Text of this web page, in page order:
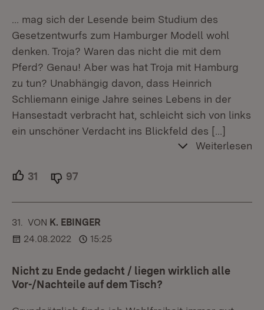
… mag sich der Lesende beim Studium des
Gesetzentwurfs zum Hamburger Modell wohl
denken. Troja? Waren das nicht die mit dem
Pferd? Genau! Aber was hat Troja mit Hamburg
zu tun? Unabhängig davon, dass Heinrich
Schliemann einige Jahre seines Lebens in der
Hansestadt verbracht hat, schleicht sich von links
ein unschöner Verdacht ins Blickfeld des […]
Weiterlesen
31 Unterstützer.
97
31. KOMMENTAR
VON :K. EBINGER
24.08.2022
15:25
Nicht zu Ende gedacht / liegen wirklich alle
Vor-/Nachteile auf dem Tisch?